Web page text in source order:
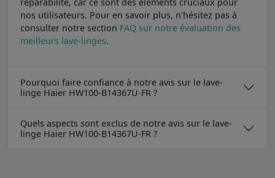
nos utilisateurs. Pour en savoir plus, n'hésitez pas à
consulter notre section FAQ sur notre évaluation des
meilleurs lave-linges.
Pourquoi faire confiance à notre avis sur le lave-
linge Haier HW100-B14367U-FR ?
Quels aspects sont exclus de notre avis sur le lave-
linge Haier HW100-B14367U-FR ?